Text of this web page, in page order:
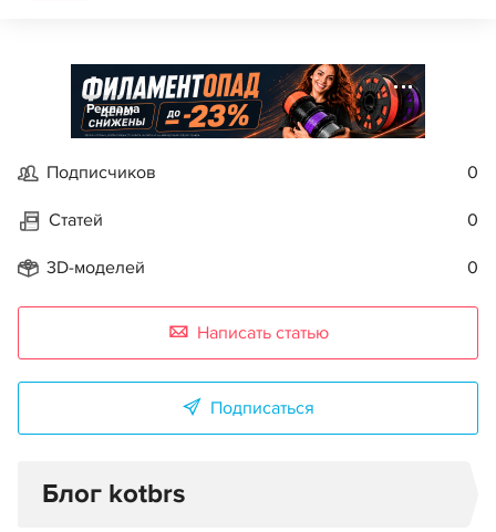
Реклама
Подписчиков 0
Статей 0
3D-моделей 0
Написать статью
Подписаться
Блог kotbrs